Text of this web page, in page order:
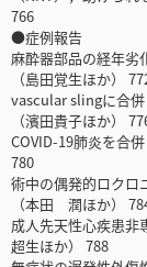
766
●症例報告
麻酔器部品の経年劣
（島田覚生ほか）
vascular slingに合
（濱田貴子ほか）
COVID-19肺炎を合
780
術中の偶発的ロクロ
（本田 潤ほか）
成人先天性心疾患非
超生ほか） 788